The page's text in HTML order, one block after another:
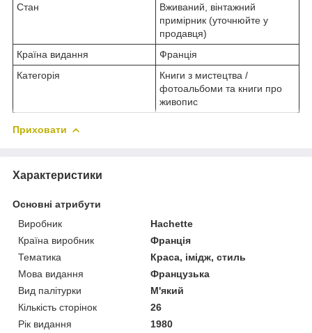
Стан
Вживаний, вінтажний
примірник (уточнюйте у
продавця)
Країна видання
Франція
Категорія
Книги з мистецтва /
фотоальбоми та книги про
живопис
Приховати
Характеристики
Основні атрибути
Виробник
Hachette
Країна виробник
Франція
Тематика
Краса, імідж, стиль
Мова видання
Французька
Вид палітурки
М'який
Кількість сторінок
26
Рік видання
1980